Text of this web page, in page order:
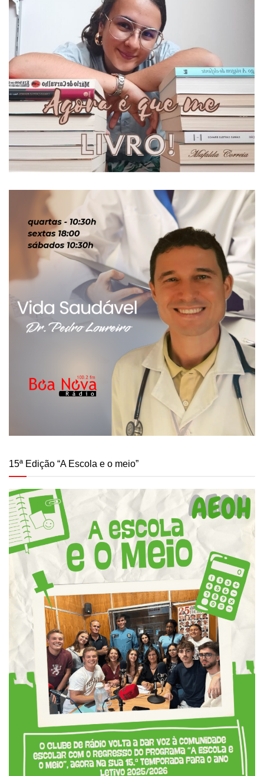
15ª Edição “A Escola e o meio”